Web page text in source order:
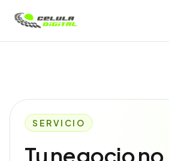
Célula Digital
SERVICIO
Tu negocio no